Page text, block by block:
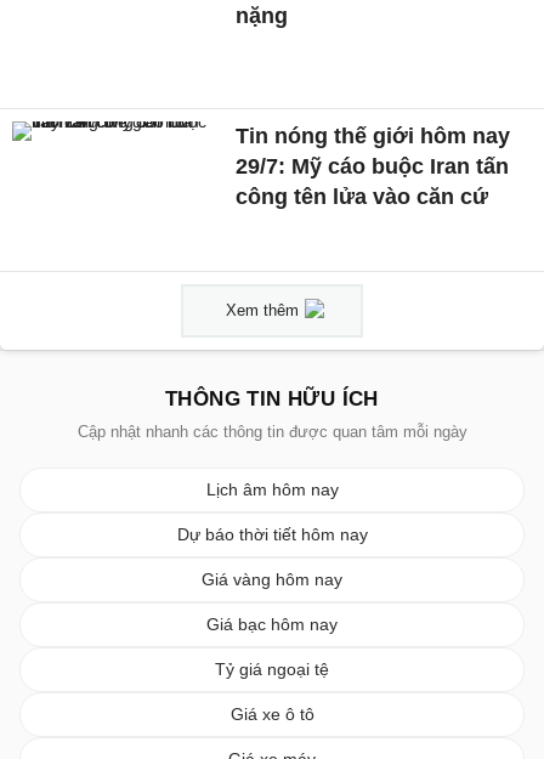
nặng
Tin nóng thế giới hôm nay
29/7: Mỹ cáo buộc Iran tấn
công tên lửa vào căn cứ
Xem thêm
THÔNG TIN HỮU ÍCH
Cập nhật nhanh các thông tin được quan tâm mỗi ngày
Lịch âm hôm nay
Dự báo thời tiết hôm nay
Giá vàng hôm nay
Giá bạc hôm nay
Tỷ giá ngoại tệ
Giá xe ô tô